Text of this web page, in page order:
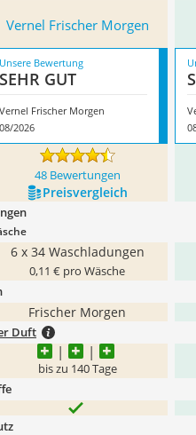
Vernel Frischer Morgen
Unsere Bewertung
SEHR GUT
Vernel Frischer Morgen
08/2026
48 Bewertungen
Preis­vergleich
6 x 34 Waschladungen
0,11 € pro Wäsche
Frischer Morgen
Duft
bis zu 140 Tage